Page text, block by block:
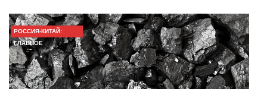
РОССИЯ-КИТАЙ:
ГЛАВНОЕ